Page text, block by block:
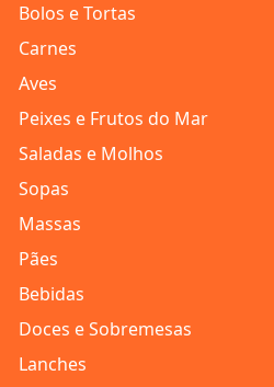
Bolos e Tortas
Carnes
Aves
Peixes e Frutos do Mar
Saladas e Molhos
Sopas
Massas
Pães
Bebidas
Doces e Sobremesas
Lanches